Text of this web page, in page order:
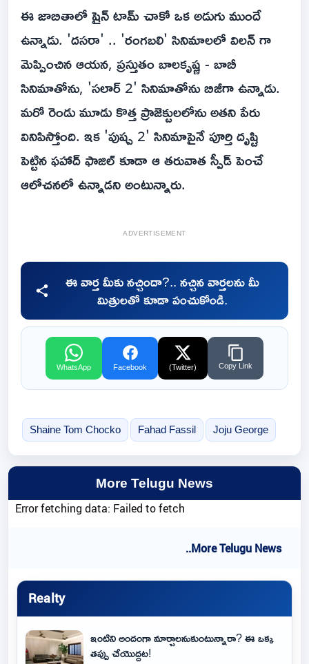
ఈ జాబితాలో షైన్ టామ్ చాకో ఒక అడుగు ముందే
ఉన్నాడు. 'దసరా' .. 'రంగబలి' సినిమాలలో విలన్ గా
మెప్పించిన ఆయన, ప్రస్తుతం బాలకృష్ణ - బాబీ
సినిమాతోను, 'సలార్ 2' సినిమాతోను బిజీగా ఉన్నాడు.
మరో రెండు మూడు కొత్త ప్రాజెక్టులలోను అతని పేరు
వినిపిస్తోంది. ఇక 'పుష్ప 2' సినిమాపైనే పూర్తి దృష్టి
పెట్టిన ఫహాద్ ఫాజిల్ కూడా ఆ తరువాత స్పీడ్ పెంచే
ఆలోచనలో ఉన్నాడని అంటున్నారు.
ADVERTISEMENT
ఈ వార్త మీకు నచ్చిందా?.. నచ్చిన వార్తలను మీ
మిత్రులతో కూడా పంచుకోండి.
WhatsApp Facebook (Twitter) Copy Link
Shaine Tom Chocko Fahad Fassil Joju George
More Telugu News
Error fetching data: Failed to fetch
..More Telugu News
Realty
ఇంటిని అందంగా మార్చాలనుకుంటున్నారా? ఈ ఒక్క
తప్పు చేయొద్దట!